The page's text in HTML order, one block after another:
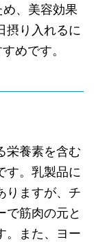
、美容効果
摂り入れるに
めです。
栄養素を含む
す。乳製品に
りますが、チ
で筋肉の元と
。また、ヨー